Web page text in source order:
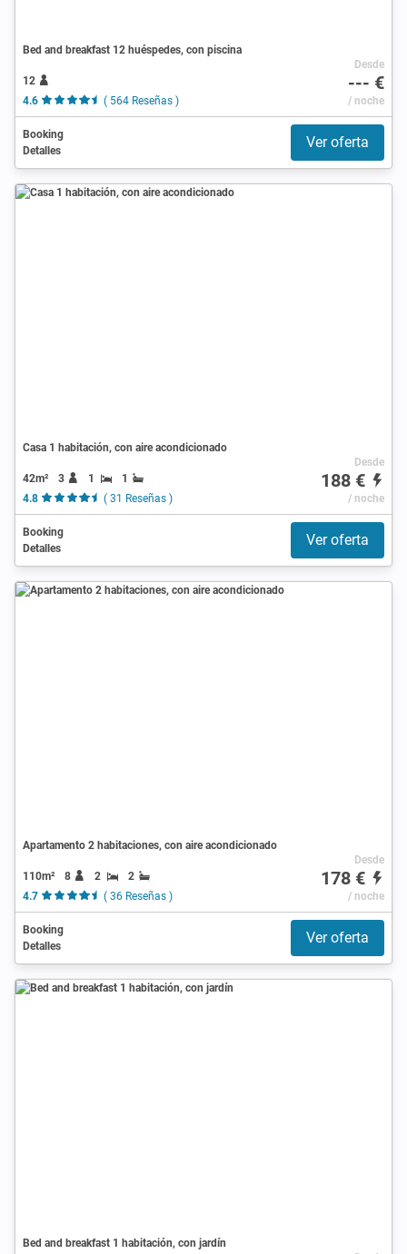
Bed and breakfast 12 huéspedes, con piscina
12
4.6
( 564 Reseñas )
Desde
--- €
/ noche
Booking
Detalles
Ver oferta
Casa 1 habitación, con aire acondicionado
42m² 3 1
1
4.8
( 31 Reseñas )
Desde
188 €
/ noche
Booking
Detalles
Ver oferta
Apartamento 2 habitaciones, con aire acondicionado
110m² 8 2
2
4.7
( 36 Reseñas )
Desde
178 €
/ noche
Booking
Detalles
Ver oferta
Bed and breakfast 1 habitación, con jardín